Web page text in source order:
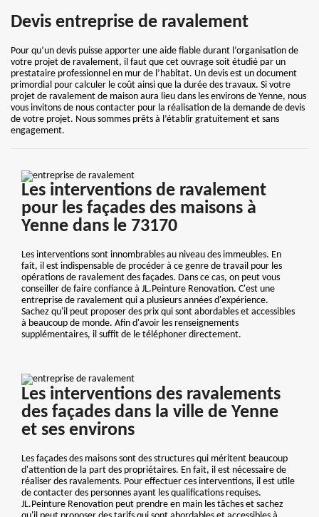
Devis entreprise de ravalement
Pour qu’un devis puisse apporter une aide fiable durant l’organisation de
votre projet de ravalement, il faut que cet ouvrage soit étudié par un
prestataire professionnel en mur de l’habitat. Un devis est un document
primordial pour calculer le coût ainsi que la durée des travaux. Si votre
projet de ravalement de maison aura lieu dans les environs de Yenne, nous
vous invitons de nous contacter pour la réalisation de la demande de devis
de votre projet. Nous sommes prêts à l’établir gratuitement et sans
engagement.
Les interventions de ravalement
pour les façades des maisons à
Yenne dans le 73170
Les interventions sont innombrables au niveau des immeubles. En
fait, il est indispensable de procéder à ce genre de travail pour les
opérations de ravalement des façades. Dans ce cas, on peut vous
conseiller de faire confiance à JL.Peinture Renovation. C'est une
entreprise de ravalement qui a plusieurs années d'expérience.
Sachez qu'il peut proposer des prix qui sont abordables et accessibles
à beaucoup de monde. Afin d'avoir les renseignements
supplémentaires, il suffit de le téléphoner directement.
Les interventions des ravalements
des façades dans la ville de Yenne
et ses environs
Les façades des maisons sont des structures qui méritent beaucoup
d'attention de la part des propriétaires. En fait, il est nécessaire de
réaliser des ravalements. Pour effectuer ces interventions, il est utile
de contacter des personnes ayant les qualifications requises.
JL.Peinture Renovation peut prendre en main les tâches et sachez